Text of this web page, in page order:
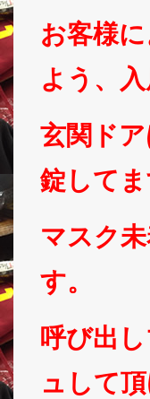
お客様
よう、
玄関ド
錠してま
マスク
す。
呼び出
ュして